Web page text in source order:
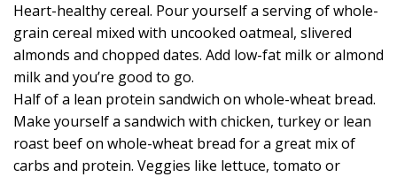
Heart-healthy cereal. Pour yourself a serving of whole-
grain cereal mixed with uncooked oatmeal, slivered
almonds and chopped dates. Add low-fat milk or almond
milk and you’re good to go.
Half of a lean protein sandwich on whole-wheat bread.
Make yourself a sandwich with chicken, turkey or lean
roast beef on whole-wheat bread for a great mix of
carbs and protein. Veggies like lettuce, tomato or